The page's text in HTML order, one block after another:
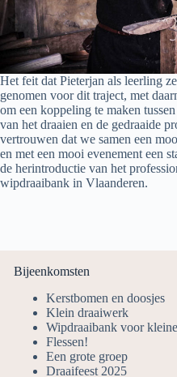
Het feit dat Pieterjan als leerling
genomen voor dit traject, met
om een koppeling te maken
van het draaien en de gedraaide
vertrouwen dat we samen een
en met een mooi evenement een
de herintroductie van het
wipdraaibank in Vlaanderen.
Bijeenkomsten
Kerstbomen en doosjes
Klein draaiwerk
Wipdraaibank voor
Flessen!
Een grote groep
Draaifeest 2025